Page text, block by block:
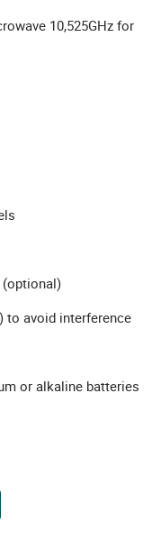
10,525GHz for
(optional)
to avoid interference
or alkaline batteries